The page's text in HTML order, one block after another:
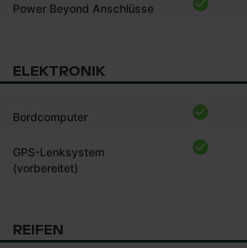
Power Beyond Anschlüsse
ELEKTRONIK
Bordcomputer
GPS-Lenksystem
(vorbereitet)
REIFEN